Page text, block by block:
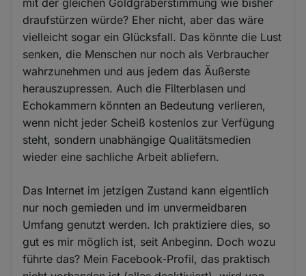
mit der gleichen Goldgräberstimmung wie bisher
draufstürzen würde? Eher nicht, aber das wäre
vielleicht sogar ein Glücksfall. Das könnte die Lust
senken, die Menschen nur noch als Verbraucher
wahrzunehmen und aus jedem das Äußerste
herauszupressen. Auch die Filterblasen und
Echokammern könnten an Bedeutung verlieren,
wenn nicht jeder Scheiß kostenlos zur Verfügung
steht, sondern unabhängige Qualitätsmedien
wieder eine sachliche Arbeit abliefern.
Das Internet im jetzigen Zustand kann eigentlich
nur noch gemieden und im unvermeidbaren
Umfang genutzt werden. Ich praktiziere dies, so
gut es mir möglich ist, seit Anbeginn. Doch wozu
führte das? Mein Facebook-Profil, das praktisch